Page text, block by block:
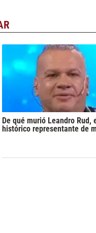
De qué murió Leandro Rud,
histórico representante de